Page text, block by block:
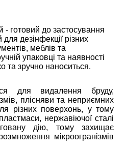
- готовий до застосування
дезінфекції різних
меблів та
упаковці та наявності
та зручно наноситься.
для видалення бруду,
плісняви та неприємних
різних поверхонь, у тому
нержавіючої сталі
дію, тому захищає
мікроогранізмів